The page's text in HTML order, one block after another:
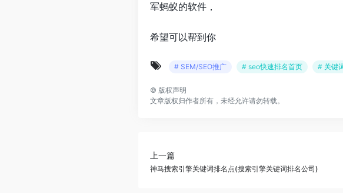
军蚂蚁的软件，
希望可以帮到你
# SEM/SEO推广 # seo快速排名首页 # 关键
© 版权声明
文章版权归作者所有，未经允许请勿转载。
上一篇
神马搜索引擎关键词排名点(搜索引擎关键词排名公司)